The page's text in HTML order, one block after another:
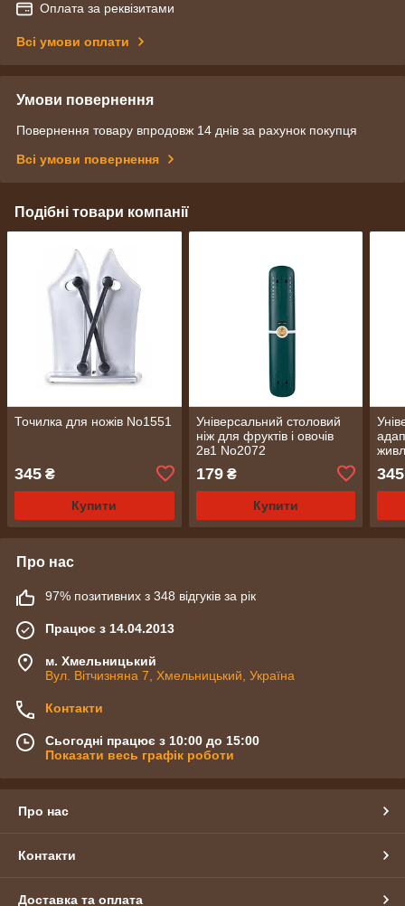
Оплата за реквізитами
Всі умови оплати
Умови повернення
Повернення товару впродовж 14 днів за рахунок покупця
Всі умови повернення
Подібні товари компанії
Точилка для ножів No1551
345 ₴
Купити
Універсальний столовий
ніж для фруктів і овочів
2в1 No2072
179₴
Купити
345
Про нас
97% позитивних з 348 відгуків за рік
Працює з 14.04.2013
м. Хмельницький
Вул. Вітчизняна 7, Хмельницький, Україна
Контакти
Сьогодні працює з 10:00 до 15:00
Показати весь графік роботи
Про нас
Контакти
Доставка та оплата